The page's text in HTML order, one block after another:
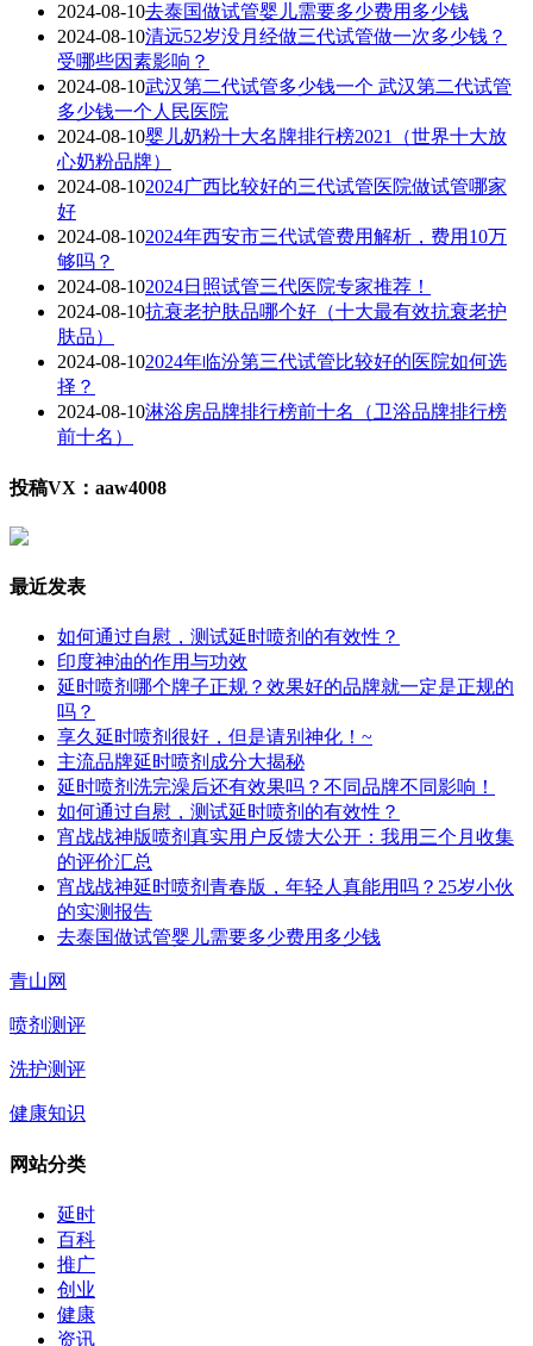
2024-08-10去泰国做试管婴儿需要多少费用多少钱
2024-08-10清远52岁没月经做三代试管做一次多少钱？
受哪些因素影响？
2024-08-10武汉第二代试管多少钱一个 武汉第二代试管
多少钱一个人民医院
2024-08-10婴儿奶粉十大名牌排行榜2021（世界十大放
心奶粉品牌）
2024-08-102024广西比较好的三代试管医院做试管哪家
好
2024-08-102024年西安市三代试管费用解析，费用10万
够吗？
2024-08-102024日照试管三代医院专家推荐！
2024-08-10抗衰老护肤品哪个好（十大最有效抗衰老护
肤品）
2024-08-102024年临汾第三代试管比较好的医院如何选
择？
2024-08-10淋浴房品牌排行榜前十名（卫浴品牌排行榜
前十名）
投稿VX：aaw4008
最近发表
如何通过自慰，测试延时喷剂的有效性？
印度神油的作用与功效
延时喷剂哪个牌子正规？效果好的品牌就一定是正规的
吗？
享久延时喷剂很好，但是请别神化！~
主流品牌延时喷剂成分大揭秘
延时喷剂洗完澡后还有效果吗？不同品牌不同影响！
如何通过自慰，测试延时喷剂的有效性？
宵战战神版喷剂真实用户反馈大公开：我用三个月收集
的评价汇总
宵战战神延时喷剂青春版，年轻人真能用吗？25岁小伙
的实测报告
去泰国做试管婴儿需要多少费用多少钱
青山网
喷剂测评
洗护测评
健康知识
网站分类
延时
百科
推广
创业
健康
资讯